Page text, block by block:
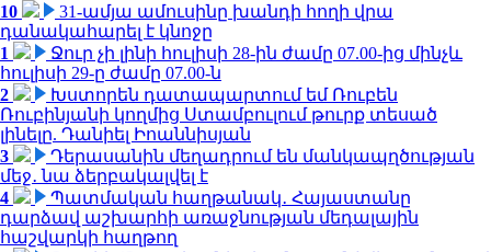
10
31-ամյա ամուսինը խանդի հողի վրա
դանակահարել է կնոջը
1
Ջուր չի լինի հուլիսի 28-ին ժամը 07.00-ից մինչև
հուլիսի 29-ը ժամը 07.00-ն
2
Խստորեն դատապարտում եմ Ռուբեն
Ռուբինյանի կողմից Ստամբուլում թուրք տեսած
լինելը. Դանիել Իոաննիսյան
3
Դերասանին մեղադրում են մանկապղծության
մեջ․ նա ձերբակալվել է
4
Պատմական հաղթանակ․ Հայաստանը
դարձավ աշխարհի առաջնության մեդալային
հաշվարկի հաղթող